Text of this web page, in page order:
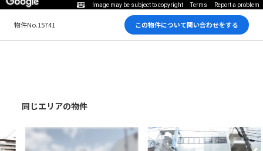
Image may be subject to copyright Terms Report a problem
物件No.15741 この物件について問い合わせをする
同じエリアの物件